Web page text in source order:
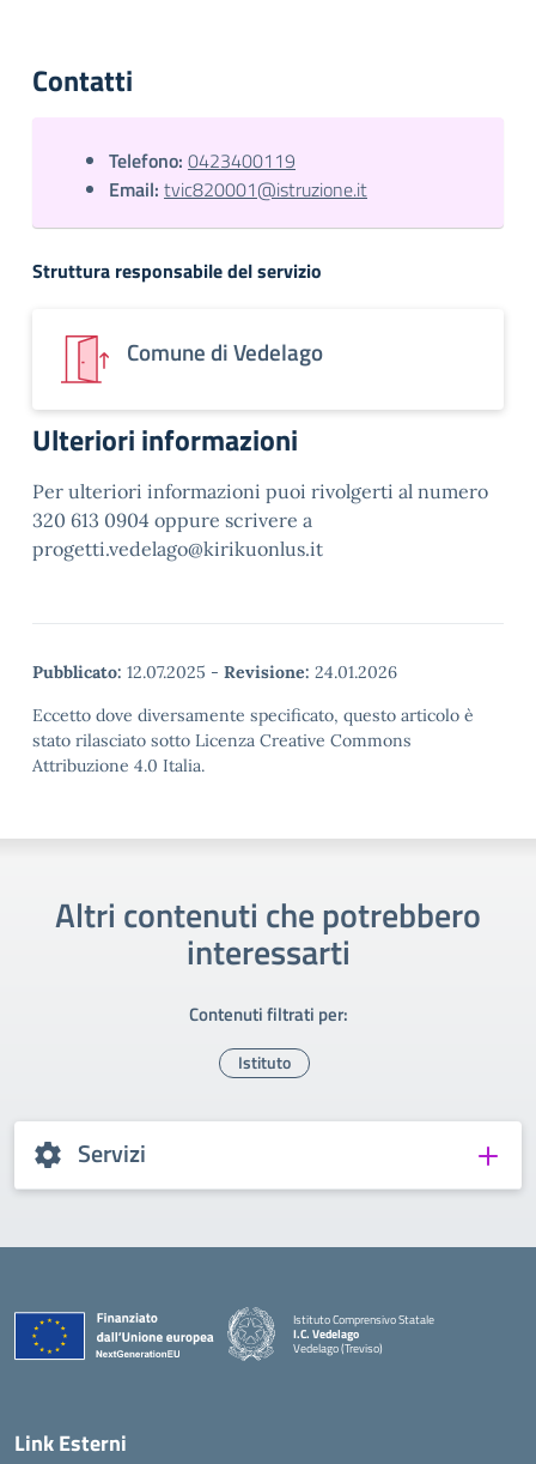
Contatti
Telefono: 0423400119
Email: tvic820001@istruzione.it
Struttura responsabile del servizio
Comune di Vedelago
Ulteriori informazioni
Per ulteriori informazioni puoi rivolgerti al numero
320 613 0904 oppure scrivere a
progetti.vedelago@kirikuonlus.it
Pubblicato: 12.07.2025 - Revisione: 24.01.2026
Eccetto dove diversamente specificato, questo articolo è
stato rilasciato sotto Licenza Creative Commons
Attribuzione 4.0 Italia.
Altri contenuti che potrebbero
interessarti
Contenuti filtrati per:
Istituto
Servizi
Istituto Comprensivo Statale
I.C. Vedelago
Vedelago (Treviso)
— Visita la pagina iniziale della scuola
Link Esterni